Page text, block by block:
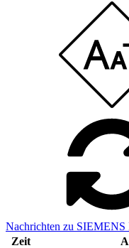
Nachrichten zu
Zeit